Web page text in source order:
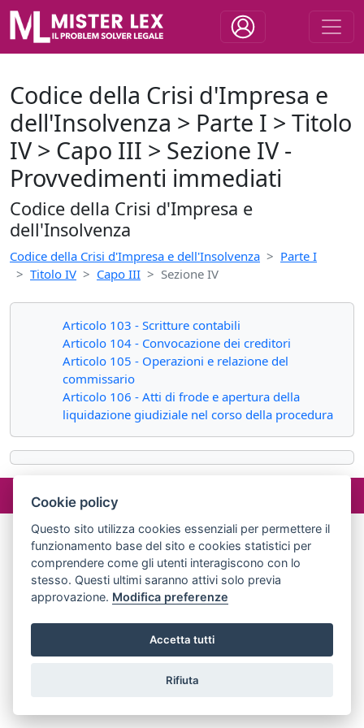
Codice della Crisi d'Impresa e
dell'Insolvenza > Parte I > Titolo
IV > Capo III > Sezione IV -
Provvedimenti immediati
Codice della Crisi d'Impresa e
dell'Insolvenza
Codice della Crisi d'Impresa e dell'Insolvenza
Parte I
Titolo IV
Capo III Sezione IV
Articolo 103 - Scritture contabili
Articolo 104 - Convocazione dei creditori
Articolo 105 - Operazioni e relazione del
commissario
Articolo 106 - Atti di frode e apertura della
liquidazione giudiziale nel corso della procedura
Cookie policy
Questo sito utilizza cookies essenziali per permettere il
funzionamento base del sito e cookies statistici per
comprendere come gli utenti interagiscono con lo
stesso. Questi ultimi saranno attivi solo previa
approvazione. Modifica preferenze
Accetta tutti
Rifiuta